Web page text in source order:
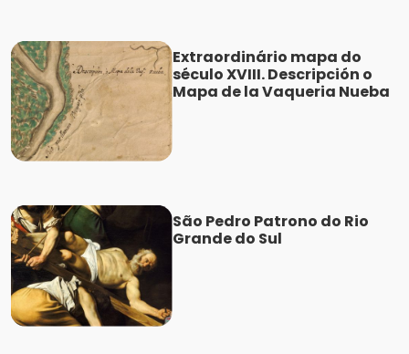
Extraordinário mapa do
século XVIII. Descripción o
Mapa de la Vaqueria Nueba
São Pedro Patrono do Rio
Grande do Sul